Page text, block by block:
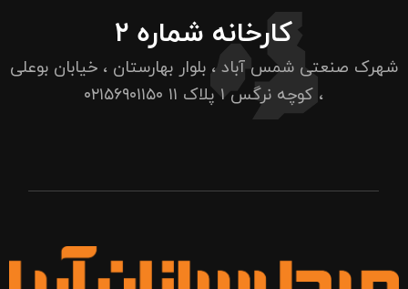
کارخانه شماره ۲
شهرک صنعتی شمس آباد ، بلوار بهارستان ، خیابان بوعلی
، کوچه نرگس ۱ پلاک ۱۱
۰۲۱۵۶۹۰۱۱۵۰